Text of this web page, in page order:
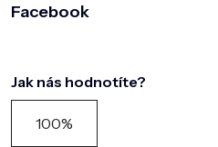
Facebook
Jak nás hodnotíte?
100%